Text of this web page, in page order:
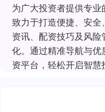
为广大投资者提供专
致力于打造便捷、安
资讯、配资技巧及风
化。通过精准导航与
资平台，轻松开启智慧